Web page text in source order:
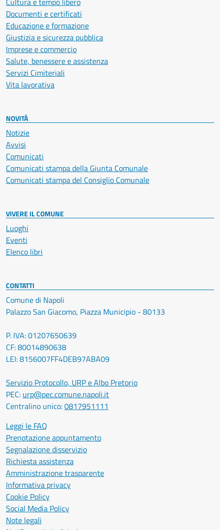
Documenti e certificati
Educazione e formazione
Giustizia e sicurezza pubblica
Imprese e commercio
Salute, benessere e assistenza
Servizi Cimiteriali
Vita lavorativa
NOVITÀ
Notizie
Avvisi
Comunicati
Comunicati stampa della Giunta Comunale
Comunicati stampa del Consiglio Comunale
VIVERE IL COMUNE
Luoghi
Eventi
Elenco libri
CONTATTI
Comune di Napoli
Palazzo San Giacomo, Piazza Municipio - 80133
P. IVA: 01207650639
CF: 80014890638
LEI: 8156007FF4DEB97ABA09
Servizio Protocollo, URP e Albo Pretorio
PEC: urp@pec.comune.napoli.it
Centralino unico:0817951111
Leggi le FAQ
Prenotazione appuntamento
Segnalazione disservizio
Richiesta assistenza
Amministrazione trasparente
Informativa privacy
Cookie Policy
Social Media Policy
Note legali